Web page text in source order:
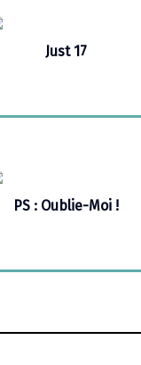
Just 17
PS : Oublie-Moi !